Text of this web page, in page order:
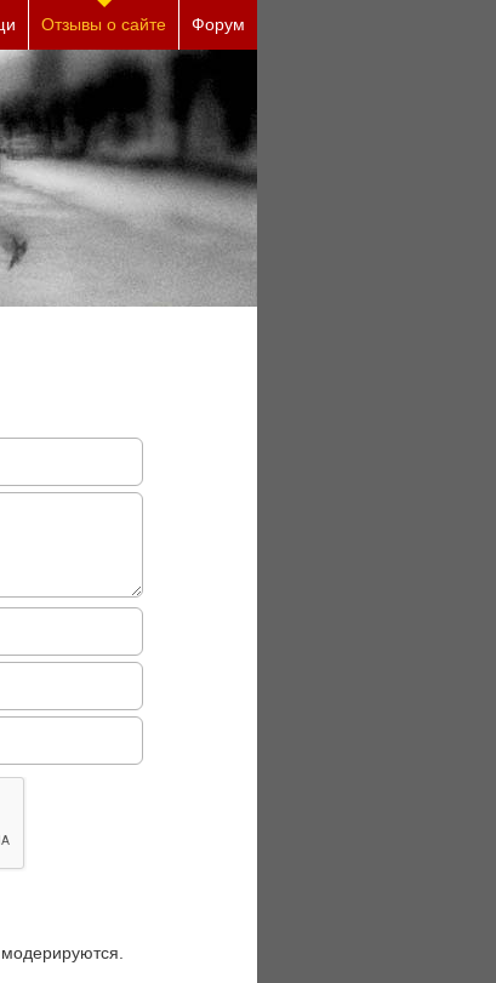
Отзывы о сайте Форум